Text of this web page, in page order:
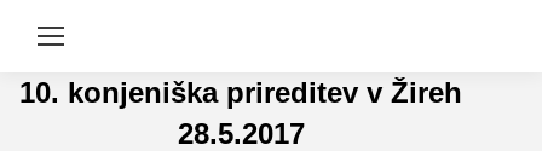
10. konjeniška prireditev v Žireh
28.5.2017